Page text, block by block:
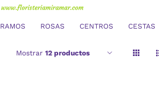
RAMOS ROSAS CENTROS CESTAS
Mostrar 12 productos